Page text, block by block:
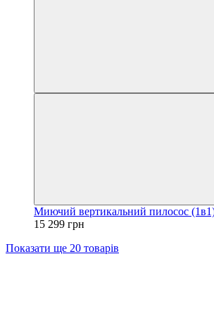
Миючий вертикальний пилосос
15 299 грн
Показати ще 20 товарів